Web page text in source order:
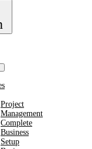
Project
Management
Complete
Business
Setup